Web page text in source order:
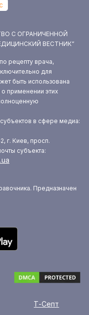
С ОГРАНИЧЕННОЙ
ВЕСТНИК”
рецепту врача,
для
быть использована
применении этих
в сфере медиа:
г. Киев, просп.
субъекта:
Предназначен
Т-Септ